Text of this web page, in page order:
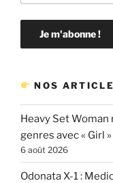
NOS
Heavy Set
genres avec « Girl »
6 août 2026
Odonata X-1 :